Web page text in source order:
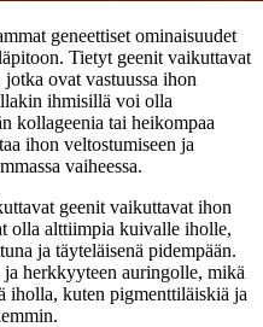
geneettiset ominaisuudet
Tietyt geenit vaikuttavat
ovat vastuussa ihon
ihmisillä voi olla
kollageenia tai heikompaa
ihon veltostumiseen ja
vaiheessa.
geenit vaikuttavat ihon
olla alttiimpia kuivalle iholle,
ja täyteläisenä pidempään.
herkkyyteen auringolle, mikä
iholla, kuten pigmenttiläiskiä ja